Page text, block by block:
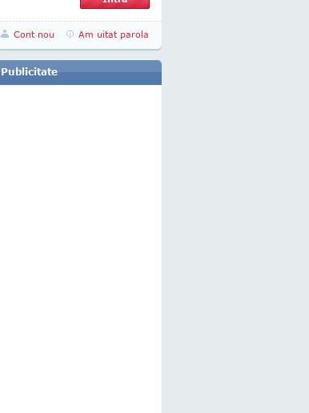
Cont nou Am uitat parola
Publicitate